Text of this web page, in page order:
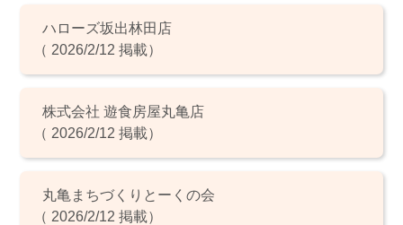
ハローズ坂出林田店
（ 2026/2/12 掲載）
株式会社 遊食房屋丸亀店
（ 2026/2/12 掲載）
丸亀まちづくりとーくの会
（ 2026/2/12 掲載）